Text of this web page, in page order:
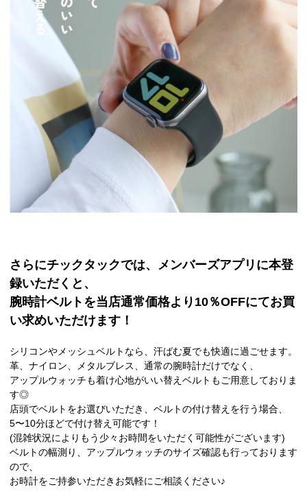
さらにチックタックでは、メンバーズアプリに本登
録いただくと、
腕時計ベルトを当店通常価格より10％OFFにてお買
い求めいただけます！
シリコンやメッシュベルトなら、汗ばむ夏でも快適に過ごせます。
革、ナイロン、メタルブレス、通常の腕時計だけでなく、
アップルウォッチも着け心地がいい替えベルトもご用意しておりま
す◎
店頭でベルトをお選びいただき、ベルトの付け替えを行う場合、
5〜10分ほどで付け替え可能です！
(混雑状況によりもう少々お時間をいただく可能性がございます)
ベルトの幅測り、アップルウォッチのサイズ確認も行っております
ので、
お時計をご持参いただきお気軽にご相談ください♪